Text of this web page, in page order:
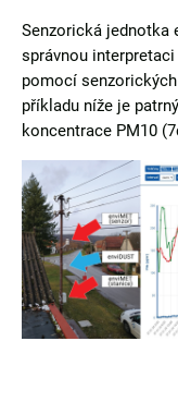
Senzorická jednotka
správnou
pomocí
příkladu níže je
koncentrace PM10